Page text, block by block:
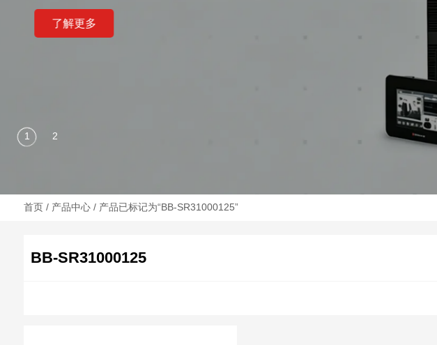
了解更多
首页/ 产品中心/ 产品已标记为“BB-SR31000125”
BB-SR31000125